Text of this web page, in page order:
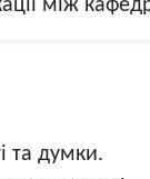
між
та думки.